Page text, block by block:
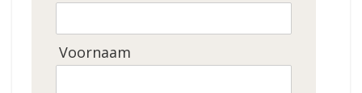
Voornaam